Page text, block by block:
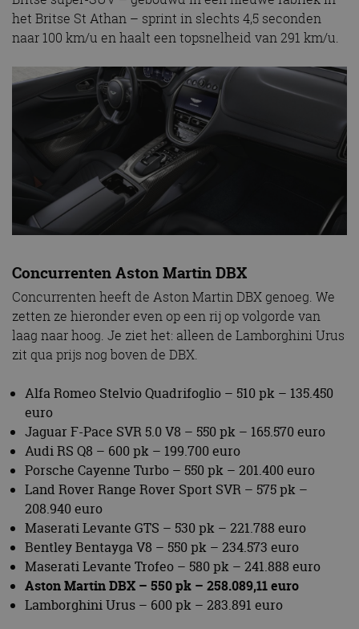
het Britse St Athan – sprint in slechts 4,5 seconden
naar 100 km/u en haalt een topsnelheid van 291 km/u.
Concurrenten Aston Martin DBX
Concurrenten heeft de Aston Martin DBX genoeg. We
zetten ze hieronder even op een rij op volgorde van
laag naar hoog. Je ziet het: alleen de Lamborghini Urus
zit qua prijs nog boven de DBX.
Alfa Romeo Stelvio Quadrifoglio – 510 pk – 135.450
euro
Jaguar F-Pace SVR 5.0 V8 – 550 pk – 165.570 euro
Audi RS Q8 – 600 pk – 199.700 euro
Porsche Cayenne Turbo – 550 pk – 201.400 euro
Land Rover Range Rover Sport SVR – 575 pk –
208.940 euro
Maserati Levante GTS – 530 pk – 221.788 euro
Bentley Bentayga V8 – 550 pk – 234.573 euro
Maserati Levante Trofeo – 580 pk – 241.888 euro
Aston Martin DBX – 550 pk – 258.089,11 euro
Lamborghini Urus – 600 pk – 283.891 euro